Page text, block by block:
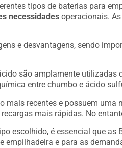
tipos de baterias para
necessidades operacionais.
e desvantagens, sendo
são amplamente utilizadas
entre chumbo e ácido
mais recentes e possuem uma
recargas mais rápidas. No
escolhido, é essencial que
empilhadeira e para as